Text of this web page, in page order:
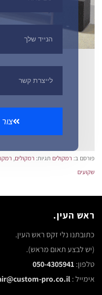
פורסם ב: רמקולים תגיות: רמקולים,
שקועים
ראש העין.
כתובתנו נלי זקס ראש העין.
(יש לבצע תאום מראש).
טלפון: 050-4305941
אימייל :pro.co.il